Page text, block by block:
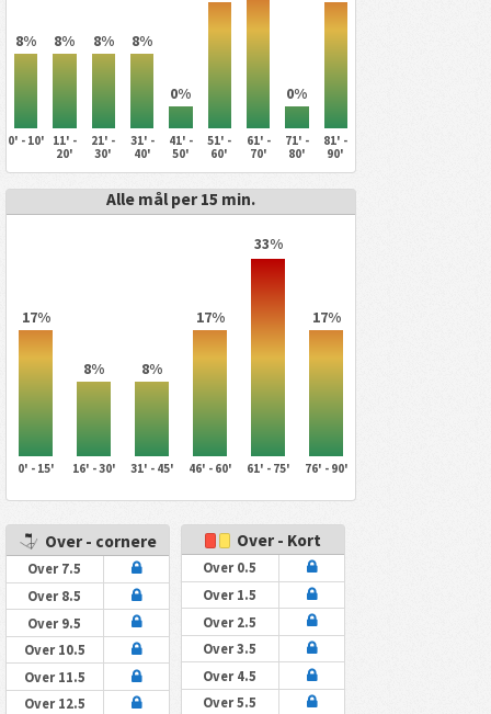
8% 8% 8% 8%
0% 0%
0' - 10'
11' -
20'
21' -
30'
31' -
40'
41' -
50'
51' -
60'
61' -
70'
71' -
80'
81' -
90'
Alle mål per 15 min.
17%
8% 8%
17%
33%
17%
0' - 15' 16' - 30' 31' - 45' 46' - 60' 61' - 75' 76' - 90'
Over - cornere
Over 7.5
Over 8.5
Over 9.5
Over 10.5
Over 11.5
Over 12.5
Over - Kort
Over 0.5
Over 1.5
Over 2.5
Over 3.5
Over 4.5
Over 5.5